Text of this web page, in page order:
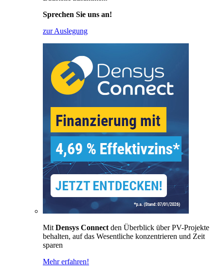
Sprechen Sie uns an!
zur Auslegung
Mit Densys Connect den Überblick über PV-Projekte
behalten, auf das Wesentliche konzentrieren und Zeit
sparen
Mehr erfahren!